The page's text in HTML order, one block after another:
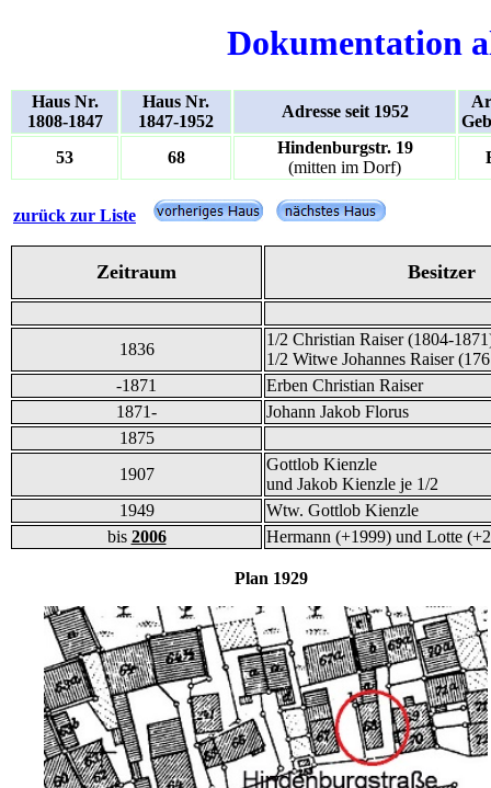
Dokumentation
Haus Nr.
1808-1847
Haus Nr.
1847-1952
Adresse seit 1952
53
68
Hindenburgstr. 19
(mitten im Dorf)
zurück zur Liste
Zeitraum Besitzer
1836
1/2 Christian Raiser (1804-
1/2 Witwe Johannes Raiser
-1871
Erben Christian Raiser
1871-
Johann Jakob Florus
1875
1907
Gottlob Kienzle
und Jakob Kienzle je 1/2
1949
Wtw. Gottlob Kienzle
bis 2006 Hermann (+1999) und Lotte
Plan 1929